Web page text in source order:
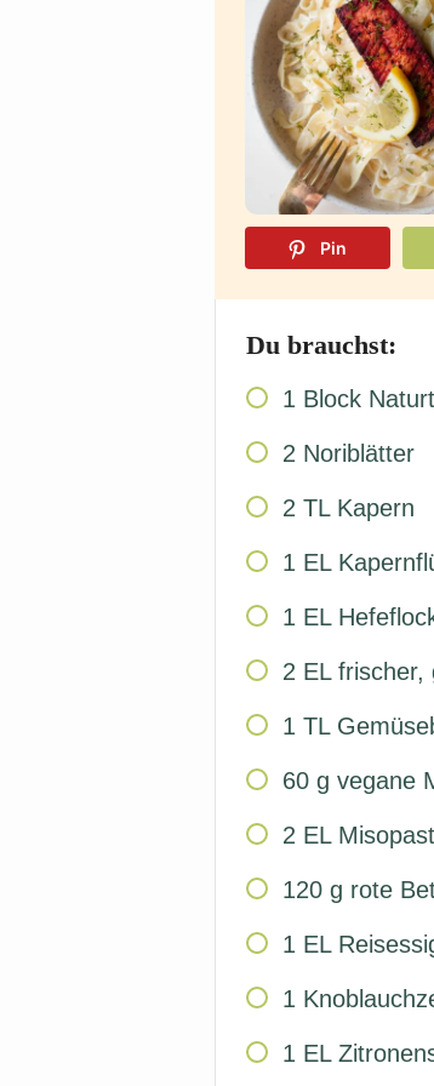
Pin
Du brauchst:
1 Block
2 Noriblätter
2 TL Kapern
1 EL
1 EL
2 EL frischer,
1 TL
60 g vegane
2 EL
120 g rote
1 EL
1
1 EL